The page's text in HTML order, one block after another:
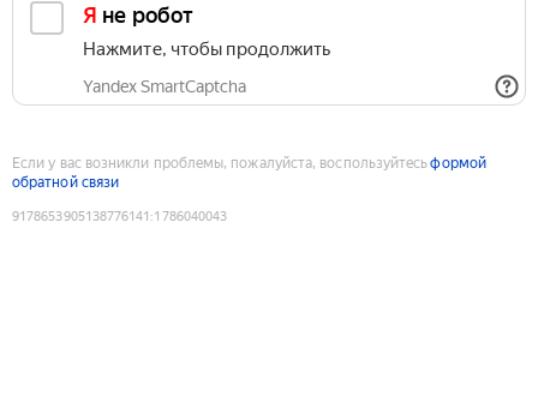
Я не робот
Нажмите, чтобы продолжить
Yandex SmartCaptcha
Если у вас возникли проблемы, пожалуйста, воспользуйтесьформой
обратной связи
9178653905138776141 :1786040043